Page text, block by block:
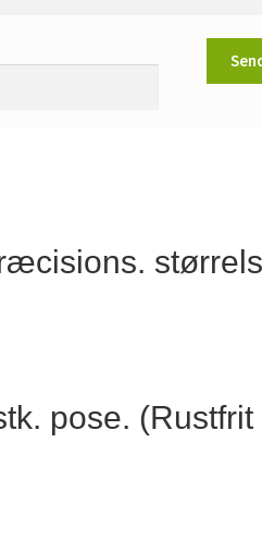
pose. (Rustfrit